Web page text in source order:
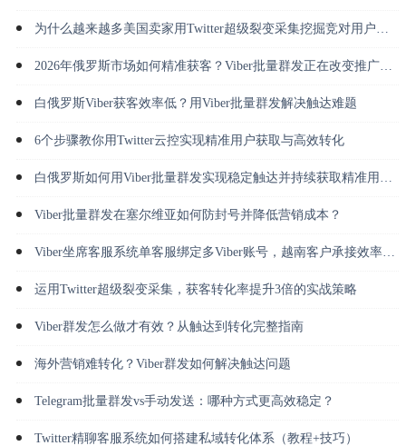
为什么越来越多美国卖家用Twitter超级裂变采集挖掘竞对用户并做私信转化？
2026年俄罗斯市场如何精准获客？Viber批量群发正在改变推广方式
白俄罗斯Viber获客效率低？用Viber批量群发解决触达难题
6个步骤教你用Twitter云控实现精准用户获取与高效转化
白俄罗斯如何用Viber批量群发实现稳定触达并持续获取精准用户？
Viber批量群发在塞尔维亚如何防封号并降低营销成本？
Viber坐席客服系统单客服绑定多Viber账号，越南客户承接效率倍增
运用Twitter超级裂变采集，获客转化率提升3倍的实战策略
Viber群发怎么做才有效？从触达到转化完整指南
海外营销难转化？Viber群发如何解决触达问题
Telegram批量群发vs手动发送：哪种方式更高效稳定？
Twitter精聊客服系统如何搭建私域转化体系（教程+技巧）